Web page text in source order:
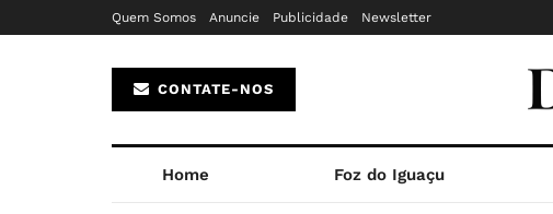
Quem Somos Anuncie Publicidade Newsletter
CONTATE-NOS
Home Foz do Iguaçu